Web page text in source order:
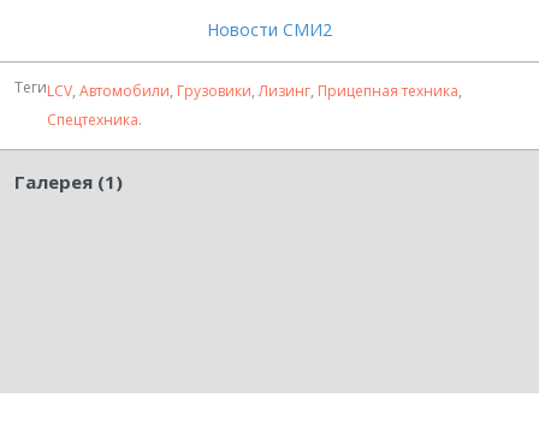
Новости СМИ2
ТегиLCV, Автомобили, Грузовики,Лизинг, Прицепная техника,
Спецтехника.
Галерея (1)